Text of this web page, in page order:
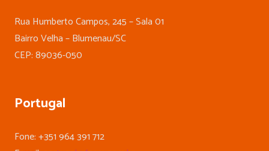
Rua Humberto Campos, 245 – Sala 01
Bairro Velha – Blumenau/SC
CEP: 89036-050
Portugal
Fone: +351 964 391 712